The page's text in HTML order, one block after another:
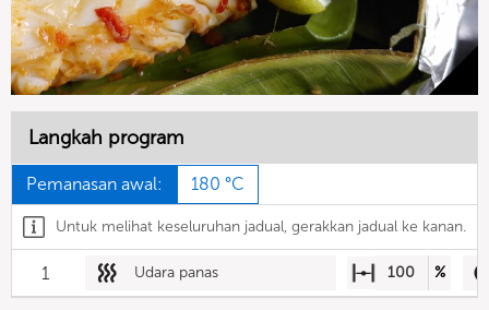
Langkah program
Pemanasan awal: 180 °C
Untuk melihat keseluruhan jadual, gerakkan jadual ke kanan.
1 Udara panas 100 %